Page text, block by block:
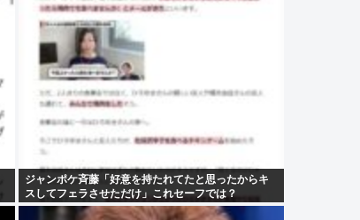
ジャンポケ斉藤「好意を持たれてたと思ったからキ
スしてフェラさせただけ」これセーフでは？